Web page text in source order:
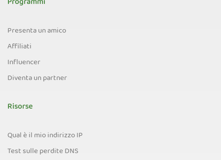
Presenta un amico
Affiliati
Influencer
Diventa un partner
Risorse
Qual è il mio indirizzo IP
Test sulle perdite DNS